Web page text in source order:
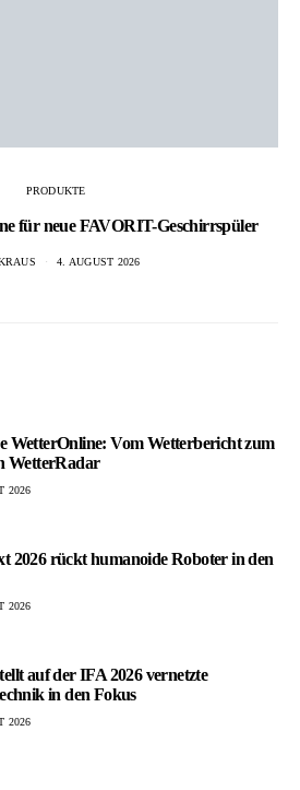
PRODUKTE
für neue FAVORIT-Geschirrspüler
4. AUGUST 2026
WetterOnline: Vom Wetterbericht zum
WetterRadar
2026
2026 rückt humanoide Roboter in den
2026
auf der IFA 2026 vernetzte
in den Fokus
2026